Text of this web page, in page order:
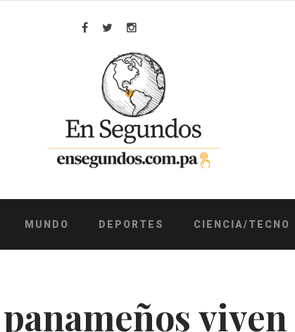
Facebook
TwitterInstagram
MUNDO DEPORTES CIENCIA/TECNO
viven